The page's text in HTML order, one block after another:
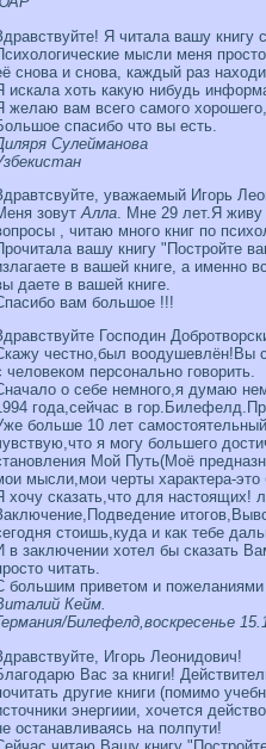
Я читала вашу книгу
мысли меня
снова и снова, каждый раз
искала хоть какую нибудь
желаю вам всего самого
спасибо что вы есть.
Сулейманова
уважаемый Игорь
зовут Алла . Мне 29 лет.Я
, читаю много книг по
вашу книгу "Постройте
в вашей книге, а именно
даете в вашей книге.
вам большое !!!
Господин
честно,был воодушевлён!Вы
человеком персонально говорить.
о себе немного,я думаю
года,сейчас в
больше 10 лет
я могу большего
Мой Путь(Моё
мысли,мои черты характера-
хочу сказать,что для
стоишь,куда и как тебе
в заключении хотел бы сказать
читать.
большим приветом и
Кейм.
Билефелд,воскресенье
Игорь Леонидович!
Вас за книги!
другие книги (помимо
энергиии, хочется
останавливаясь на полпути!
читаю Вашу книгу